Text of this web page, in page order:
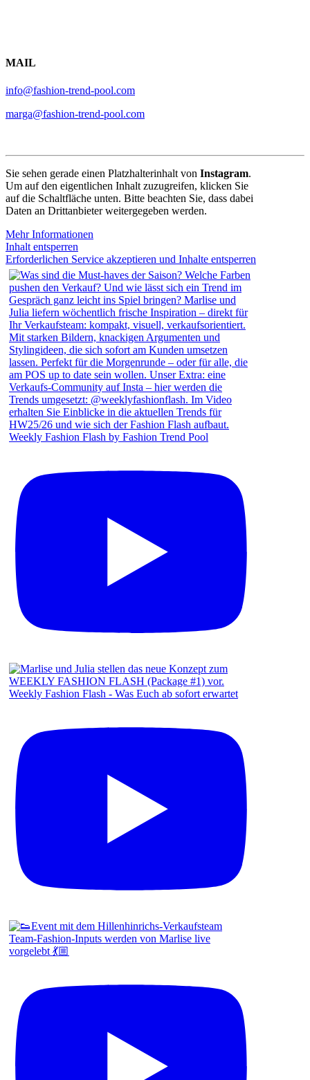
MAIL
info@fashion-trend-pool.com
marga@fashion-trend-pool.com
Sie sehen gerade einen Platzhalterinhalt von Instagram.
Um auf den eigentlichen Inhalt zuzugreifen, klicken Sie
auf die Schaltfläche unten. Bitte beachten Sie, dass dabei
Daten an Drittanbieter weitergegeben werden.
Mehr Informationen
Inhalt entsperren
Erforderlichen Service akzeptieren und Inhalte entsperren
Weekly Fashion Flash by Fashion Trend Pool
Weekly Fashion Flash - Was Euch ab sofort erwartet
Team-Fashion-Inputs werden von Marlise live
vorgelebt 💃🏼